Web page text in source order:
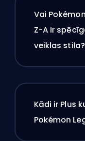
Vai
Z-A ir
veiklas stila?
Kādi ir Plus
Pokémon